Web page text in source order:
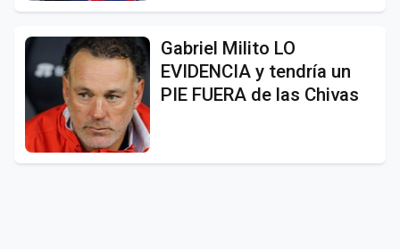
Gabriel Milito LO
EVIDENCIA y tendría un
PIE FUERA de las Chivas